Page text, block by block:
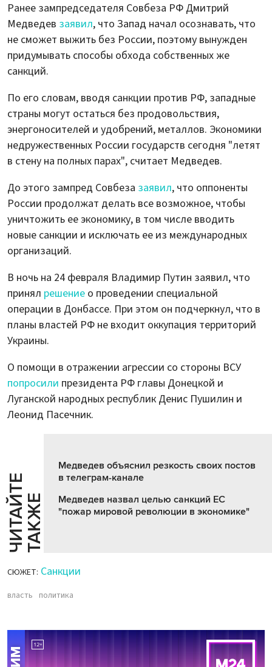
Ранее зампредседателя Совбеза РФ Дмитрий
Медведев заявил, что Запад начал осознавать, что
не сможет выжить без России, поэтому вынужден
придумывать способы обхода собственных же
санкций.
По его словам, вводя санкции против РФ, западные
страны могут остаться без продовольствия,
энергоносителей и удобрений, металлов. Экономики
недружественных России государств сегодня "летят
в стену на полных парах", считает Медведев.
До этого зампред Совбеза заявил, что оппоненты
России продолжат делать все возможное, чтобы
уничтожить ее экономику, в том числе вводить
новые санкции и исключать ее из международных
организаций.
В ночь на 24 февраля Владимир Путин заявил, что
принял решение о проведении специальной
операции в Донбассе. При этом он подчеркнул, что в
планы властей РФ не входит оккупация территорий
Украины.
О помощи в отражении агрессии со стороны ВСУ
попросили президента РФ главы Донецкой и
Луганской народных республик Денис Пушилин и
Леонид Пасечник.
Ч
И
Т
АЙ
Т
Е
Т
А
К
ЖЕ
Медведев объяснил резкость своих постов
в телеграм-канале
Медведев назвал целью санкций ЕС
"пожар мировой революции в экономике"
СЮЖЕТ: Санкции
власть политика